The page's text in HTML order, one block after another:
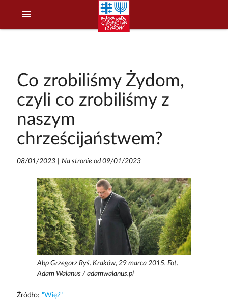
menu
Co zrobiliśmy Żydom,
czyli co zrobiliśmy z
naszym
chrześcijaństwem?
08/01/2023| Na stronie od 09/01/2023
Abp Grzegorz Ryś. Kraków, 29 marca 2015. Fot.
Adam Walanus / adamwalanus.pl
Źródło: "Więź"